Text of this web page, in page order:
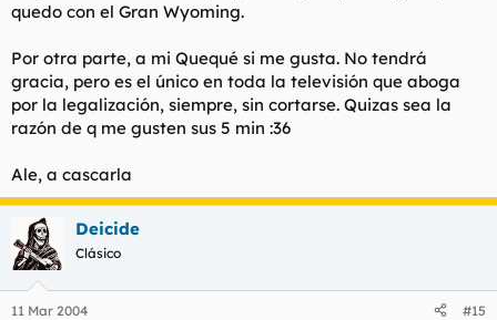
quedo con el Gran Wyoming.
Por otra parte, a mi Quequé si me gusta. No tendrá
gracia, pero es el único en toda la televisión que aboga
por la legalización, siempre, sin cortarse. Quizas sea la
razón de q me gusten sus 5 min :36
Ale, a cascarla
Deicide
Clásico
11 Mar 2004 #15